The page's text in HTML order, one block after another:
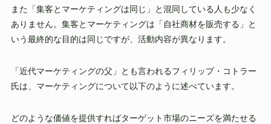
また「集客とマーケティングは同じ」と混同している人も少なく
ありません。集客とマーケティングは「自社商材を販売する」と
いう最終的な目的は同じですが、活動内容が異なります。
「近代マーケティングの父」とも言われるフィリップ・コトラー
氏は、マーケティングについて以下のように述べています。
どのような価値を提供すればターゲット市場のニーズを満たせる